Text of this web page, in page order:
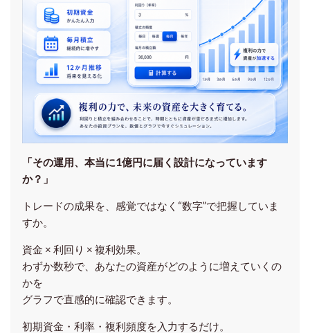
「その運用、本当に1億円に届く設計になっています
か？」
トレードの成果を、感覚ではなく“数字”で把握していま
すか。
資金 × 利回り × 複利効果。
わずか数秒で、あなたの資産がどのように増えていくの
かを
グラフで直感的に確認できます。
初期資金・利率・複利頻度を入力するだけ。